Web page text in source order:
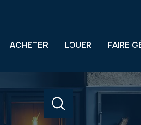
ACHETER LOUER FAIRE